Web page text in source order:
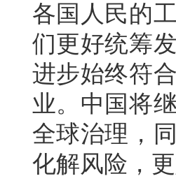
各国人民的
们更好统筹
进步始终符
业。中国将
全球治理，
化解风险，